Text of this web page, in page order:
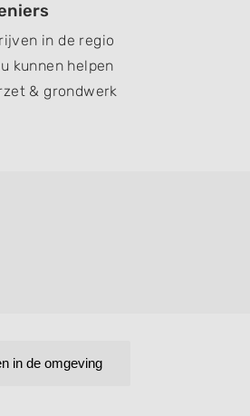
in de regio
kunnen helpen
& grondwerk
in de omgeving